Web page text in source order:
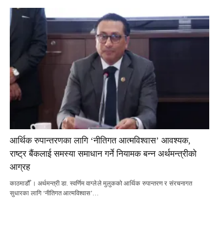
आर्थिक रुपान्तरणका लागि ‘नीतिगत आत्मविश्वास’ आवश्यक,
राष्ट्र बैंकलाई समस्या समाधान गर्ने नियामक बन्न अर्थमन्त्रीको
आग्रह
काठमाडौँ । अर्थमन्त्री डा. स्वर्णिम वाग्लेले मुलुकको आर्थिक रुपान्तरण र संरचनागत
सुधारका लागि ‘नीतिगत आत्मविश्वास’…